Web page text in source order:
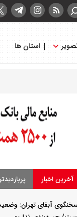
استان ها
آخرین اخبار
آبفای تهران: